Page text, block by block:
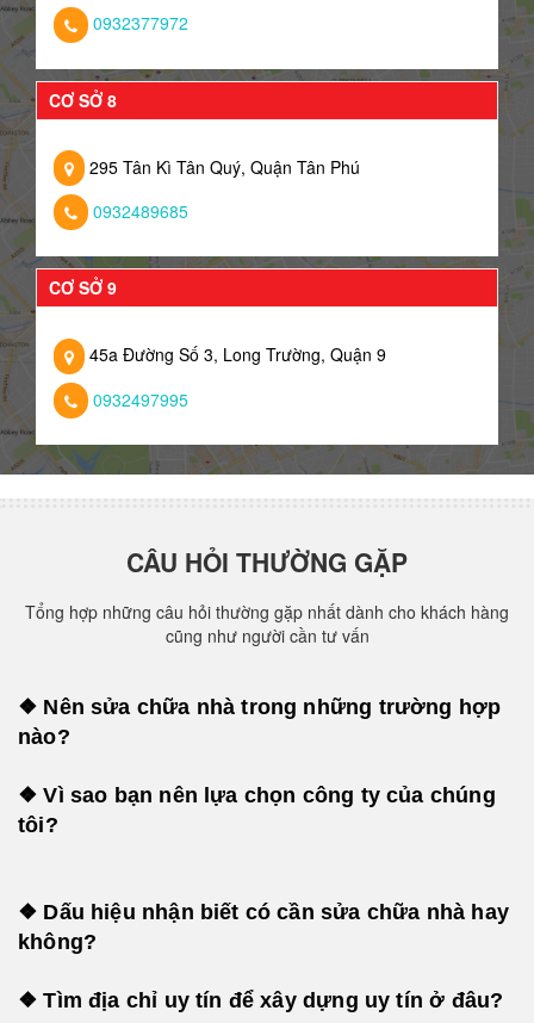
0932377972
CƠ SỞ 8
295 Tân Kì Tân Quý, Quận Tân Phú
0932489685
CƠ SỞ 9
45a Đường Số 3, Long Trường, Quận 9
0932497995
CÂU HỎI THƯỜNG GẶP
Tổng hợp những câu hỏi thường gặp nhất dành cho khách hàng
cũng như người cần tư vấn
❖ Nên sửa chữa nhà trong những trường hợp
nào?
❖ Vì sao bạn nên lựa chọn công ty của chúng
tôi?
❖ Dấu hiệu nhận biết có cần sửa chữa nhà hay
không?
❖ Tìm địa chỉ uy tín để xây dựng uy tín ở đâu?